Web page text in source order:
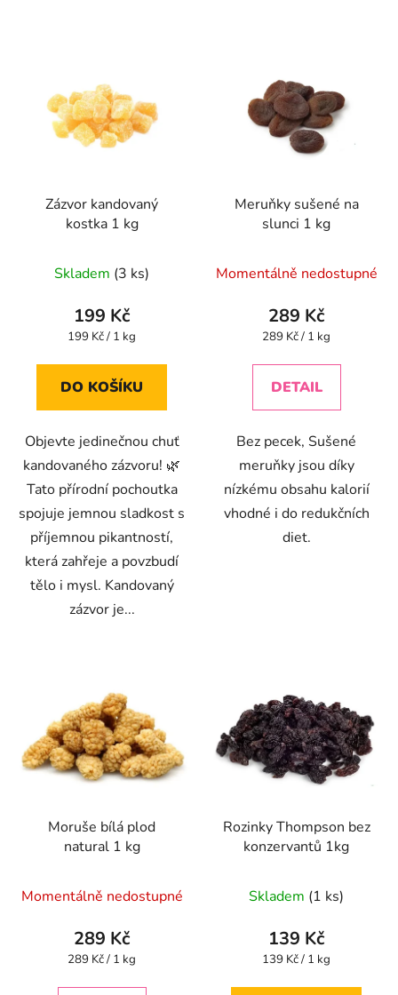
Zázvor kandovaný
kostka 1 kg
Skladem (3 ks)
199 Kč
Měrná
199 Kč / 1 kg
DO KOŠÍKU
Objevte jedinečnou chuť
kandovaného zázvoru! 🌿
Tato přírodní pochoutka
spojuje jemnou sladkost s
příjemnou pikantností,
která zahřeje a povzbudí
tělo i mysl. Kandovaný
zázvor je...
Meruňky sušené na
slunci 1 kg
hodnocení
produktu
je
z
Momentálně nedostupné
289 Kč
Měrná
289 Kč / 1 kg
DETAIL
Bez pecek, Sušené
meruňky jsou díky
nízkému obsahu kalorií
vhodné i do redukčních
diet.
Moruše bílá plod
natural 1 kg
hodnocení
produktu
je
Momentálně nedostupné
289 Kč
Měrná
289 Kč / 1 kg
Rozinky Thompson bez
konzervantů 1kg
hodnocení
produktu
je
Skladem (1 ks)
139 Kč
Měrná
139 Kč / 1 kg